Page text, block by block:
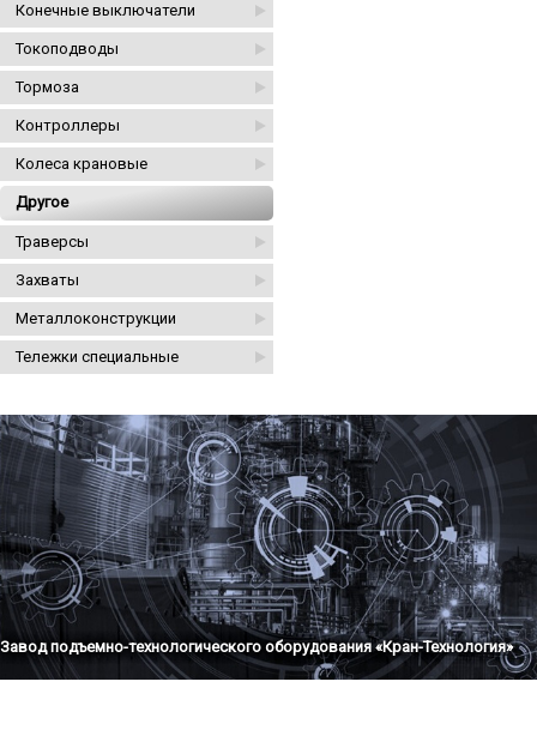
Конечные выключатели
Токоподводы
Тормоза
Контроллеры
Колеса крановые
Другое
Траверсы
Захваты
Металлоконструкции
Тележки специальные
Завод подъемно-технологического оборудования «Кран-Технология»